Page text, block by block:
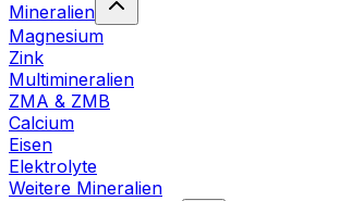
Mineralien
Magnesium
Zink
Multimineralien
ZMA & ZMB
Calcium
Eisen
Elektrolyte
Weitere Mineralien